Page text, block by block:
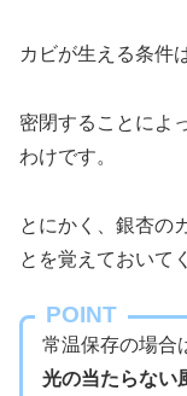
カビが生える条件
密閉することによ
わけです。
とにかく、銀杏の
とを覚えておいて
POINT
常温保存の場合
光の当たらない